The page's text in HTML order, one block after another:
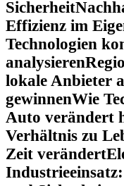
Sicherheit
Effizienz im
Technologien
analysieren
lokale Anbieter
gewinnenWie
Auto verändert
Verhältnis zu
Zeit verändert